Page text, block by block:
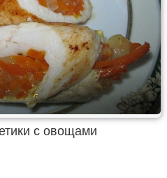
с овощами